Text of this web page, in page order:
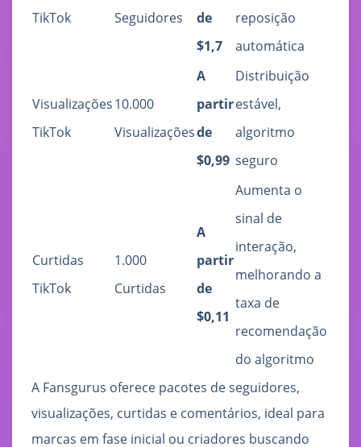
TikTok
Seguidores
de
$1,7
reposição
automática
Visualizações
TikTok
10.000
Visualizações
A
partir
de
$0,99
Distribuição
estável,
algoritmo
seguro
Curtidas
TikTok
1.000
Curtidas
A
partir
de
$0,11
Aumenta o
sinal de
interação,
melhorando a
taxa de
recomendação
do algoritmo
A Fansgurus oferece pacotes de seguidores,
visualizações, curtidas e comentários, ideal para
marcas em fase inicial ou criadores buscando